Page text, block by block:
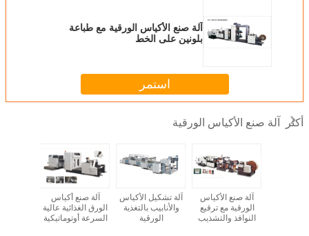
آلة صنع الأكياس الورقية مع طباعة
بلونين على الخط
استمر
أكثر آلة صنع الأكياس الورقية
آلة صنع أكياس
الورق الغذائية عالية
السرعة أوتوماتيكية
آلة تشكيل الأكياس
والأنابيب بالتغذية
الورقية
آلة صنع الأكياس
الورقية مع ترقيع
النوافذ والتشذيب